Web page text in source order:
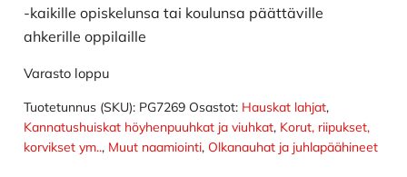
-kaikille opiskelunsa tai koulunsa päättäville
ahkerille oppilaille
Varasto loppu
Tuotetunnus (SKU): PG7269 Osastot: Hauskat lahjat,
Kannatushuiskat höyhenpuuhkat ja viuhkat, Korut, riipukset,
korvikset ym.., Muut naamiointi, Olkanauhat ja juhlapäähineet